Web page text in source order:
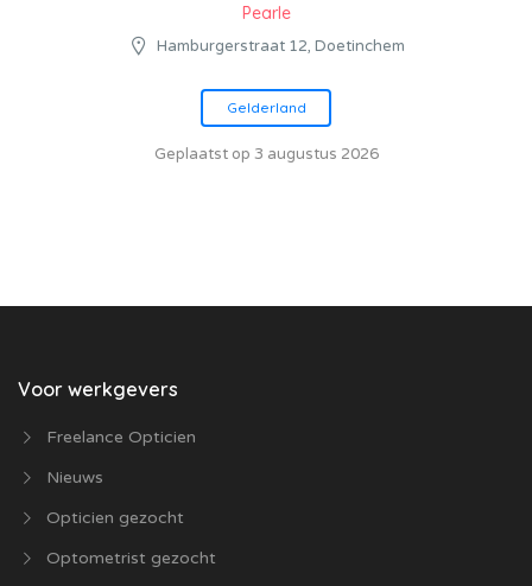
Pearle
Hamburgerstraat 12, Doetinchem
Gelderland
Geplaatst op 3 augustus 2026
Voor werkgevers
Freelance Opticien
Nieuws
Opticien gezocht
Optometrist gezocht